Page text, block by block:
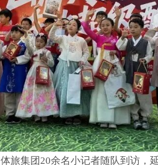
旅集团20余名小记者随队到访，